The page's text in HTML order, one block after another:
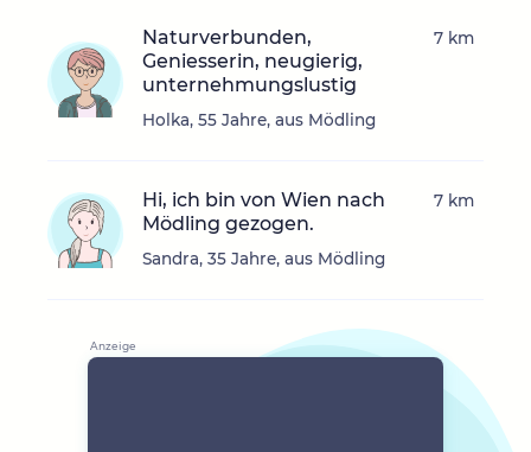
Naturverbunden,
Geniesserin, neugierig,
unternehmungslustig
Holka, 55 Jahre, aus Mödling
7 km
Hi, ich bin von Wien nach
Mödling gezogen.
Sandra, 35 Jahre, aus Mödling
7 km